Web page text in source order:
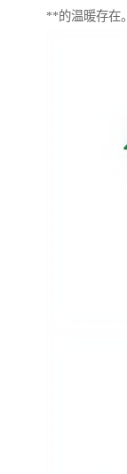
**的温暖存在。